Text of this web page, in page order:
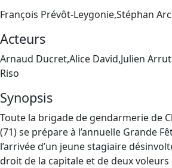
François Prévôt-Leygonie,Stéphan
Acteurs
Arnaud Ducret,Alice David,Julien
Riso
Synopsis
Toute la brigade de gendarmerie de
(71) se prépare à l’annuelle Grande
l’arrivée d’un jeune stagiaire
droit de la capitale et de deux